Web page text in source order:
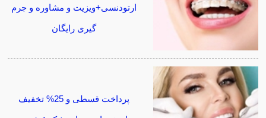
ارتودنسی+ویزیت و مشاوره و جرم
گیری رایگان
پرداخت قسطی و 25% تخفیف